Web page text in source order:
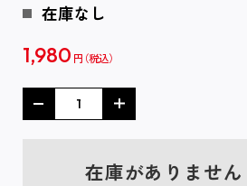
在庫なし
1,980 円
在庫がありません